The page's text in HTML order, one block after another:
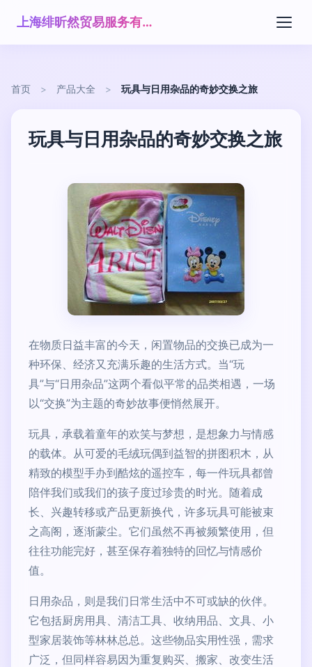
上海绯昕然贸易服务有限公司
首页 > 产品大全 > 玩具与日用杂品的奇妙交换之旅
玩具与日用杂品的奇妙交换之旅
在物质日益丰富的今天，闲置物品的交换已成为一
种环保、经济又充满乐趣的生活方式。当“玩
具”与“日用杂品”这两个看似平常的品类相遇，一场
以“交换”为主题的奇妙故事便悄然展开。
玩具，承载着童年的欢笑与梦想，是想象力与情感
的载体。从可爱的毛绒玩偶到益智的拼图积木，从
精致的模型手办到酷炫的遥控车，每一件玩具都曾
陪伴我们或我们的孩子度过珍贵的时光。随着成
长、兴趣转移或产品更新换代，许多玩具可能被束
之高阁，逐渐蒙尘。它们虽然不再被频繁使用，但
往往功能完好，甚至保存着独特的回忆与情感价
值。
日用杂品，则是我们日常生活中不可或缺的伙伴。
它包括厨房用具、清洁工具、收纳用品、文具、小
型家居装饰等林林总总。这些物品实用性强，需求
广泛，但同样容易因为重复购买、搬家、改变生活